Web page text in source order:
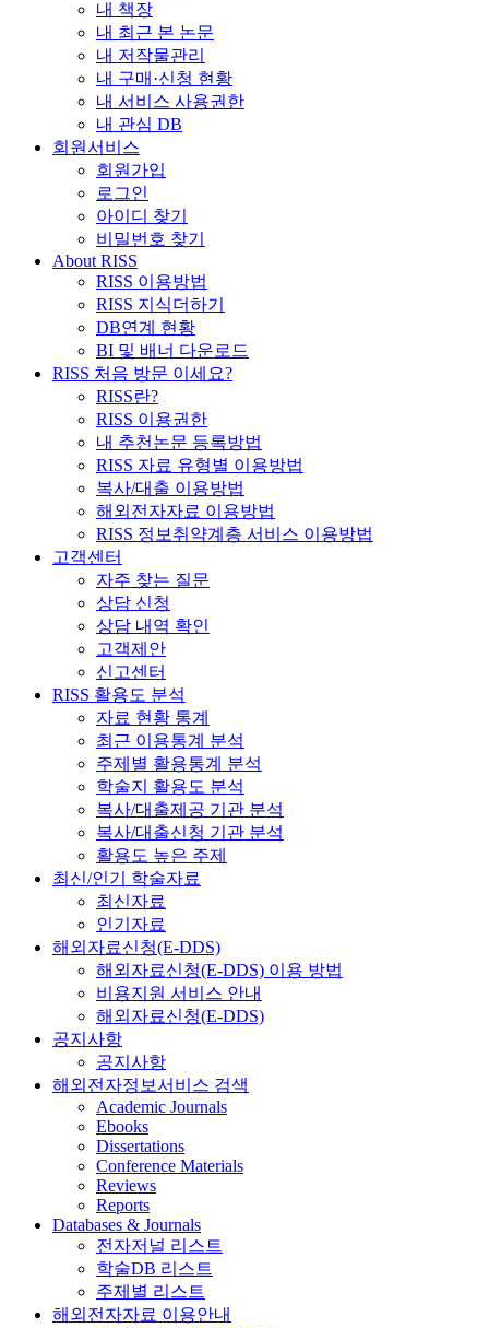
내 책장
내 최근 본 논문
내 저작물관리
내 구매·신청 현황
내 서비스 사용권한
내 관심 DB
회원서비스
회원가입
로그인
아이디 찾기
비밀번호 찾기
About RISS
RISS 이용방법
RISS 지식더하기
DB연계 현황
BI 및 배너 다운로드
RISS 처음 방문 이세요?
RISS란?
RISS 이용권한
내 추천논문 등록방법
RISS 자료 유형별 이용방법
복사/대출 이용방법
해외전자자료 이용방법
RISS 정보취약계층 서비스 이용방법
고객센터
자주 찾는 질문
상담 신청
상담 내역 확인
고객제안
신고센터
RISS 활용도 분석
자료 현황 통계
최근 이용통계 분석
주제별 활용통계 분석
학술지 활용도 분석
복사/대출제공 기관 분석
복사/대출신청 기관 분석
활용도 높은 주제
최신/인기 학술자료
최신자료
인기자료
해외자료신청(E-DDS)
해외자료신청(E-DDS) 이용 방법
비용지원 서비스 안내
해외자료신청(E-DDS)
공지사항
공지사항
해외전자정보서비스 검색
Academic Journals
Ebooks
Dissertations
Conference Materials
Reviews
Reports
Databases & Journals
전자저널 리스트
학술DB 리스트
주제별 리스트
해외전자자료 이용안내